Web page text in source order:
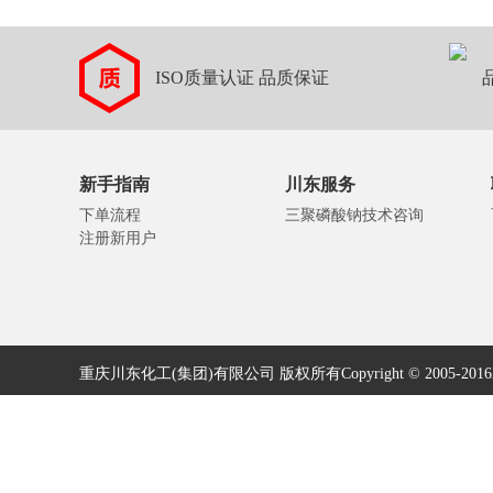
ISO质量认证 品质保证
新手指南
下单流程
注册新用户
川东服务
三聚磷酸钠技术咨询
重庆川东化工(集团)有限公司 版权所有Copyright © 2005-